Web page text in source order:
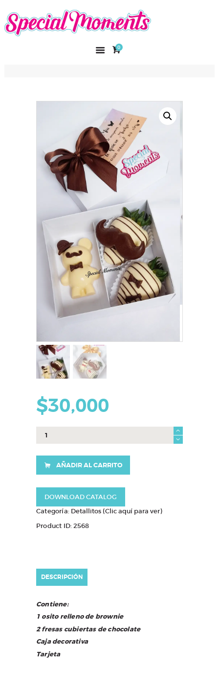
0
SPECIAL MOMENTS
El amor hecho arte
CURSOS
$30,000
Caja
AÑADIR AL CARRITO
DOWNLOAD CATALOG
Categoría: Detallitos (Clic aquí para ver)
Product ID:2568
DESCRIPCIÓN
Contiene:
1 osito relleno de brownie
2 fresas cubiertas de chocolate
Caja decorativa
Tarjeta